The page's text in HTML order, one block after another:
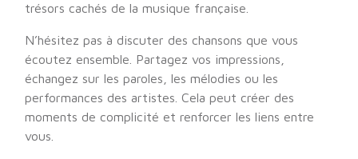
trésors cachés de la musique française.
N’hésitez pas à discuter des chansons que vous
écoutez ensemble. Partagez vos impressions,
échangez sur les paroles, les mélodies ou les
performances des artistes. Cela peut créer des
moments de complicité et renforcer les liens entre
vous.